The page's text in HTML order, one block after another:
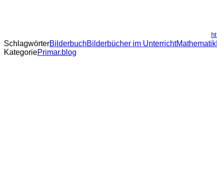
SchlagwörterBilderbuchBilderbücher im UnterrichtMathematik
KategoriePrimar.blog